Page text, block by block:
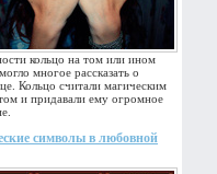
кольцо на том или ином
многое рассказать о
Кольцо считали магическим
и придавали ему огромное
символы в любовной